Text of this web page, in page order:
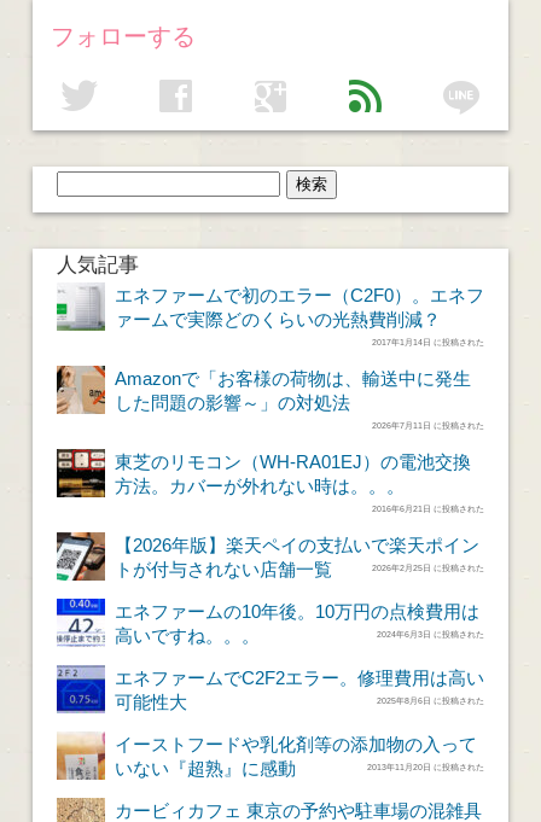
フォローする
twitter facebook google feed line
人気記事
エネファームで初のエラー（C2F0）。エネフ
ァームで実際どのくらいの光熱費削減？
2017年1月14日 に投稿された
Amazonで「お客様の荷物は、輸送中に発生
した問題の影響～」の対処法
2026年7月11日 に投稿された
東芝のリモコン（WH-RA01EJ）の電池交換
方法。カバーが外れない時は。。。
2016年6月21日 に投稿された
【2026年版】楽天ペイの支払いで楽天ポイン
トが付与されない店舗一覧
2026年2月25日 に投稿された
エネファームの10年後。10万円の点検費用は
高いですね。。。
2024年6月3日 に投稿された
エネファームでC2F2エラー。修理費用は高い
可能性大
2025年8月6日 に投稿された
イーストフードや乳化剤等の添加物の入って
いない『超熟』に感動
2013年11月20日 に投稿された
カービィカフェ 東京の予約や駐車場の混雑具